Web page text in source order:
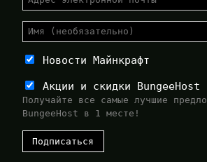
Новости Майнкрафт
Акции и скидки BungeeHost
Получайте все самые лучшие
BungeeHost в 1 месте!